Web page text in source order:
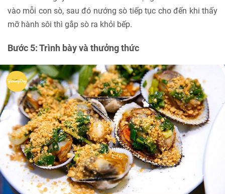
vào mỗi con sò, sau đó nướng sò tiếp tục cho đến khi thấy
mỡ hành sôi thì gắp sò ra khỏi bếp.
Bước 5: Trình bày và thưởng thức